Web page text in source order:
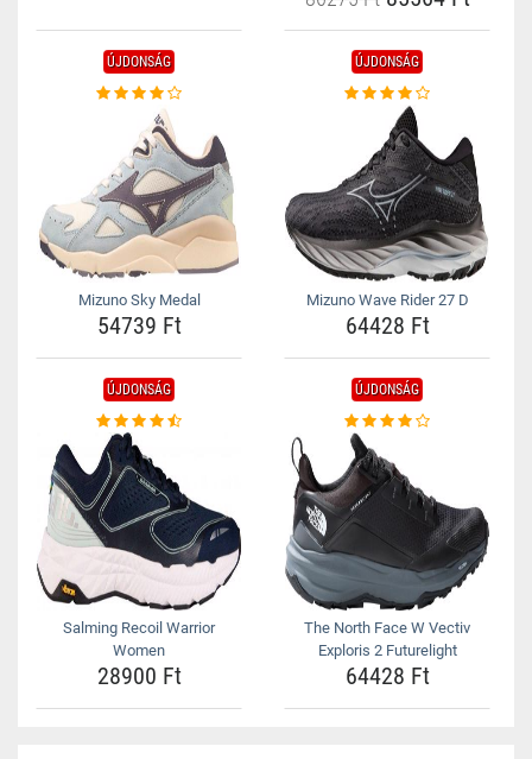
ÚJDONSÁG
Mizuno Sky Medal
54739 Ft
ÚJDONSÁG
Mizuno Wave Rider 27 D
64428 Ft
ÚJDONSÁG
Salming Recoil Warrior
Women
28900 Ft
ÚJDONSÁG
The North Face W Vectiv
Exploris 2 Futurelight
64428 Ft